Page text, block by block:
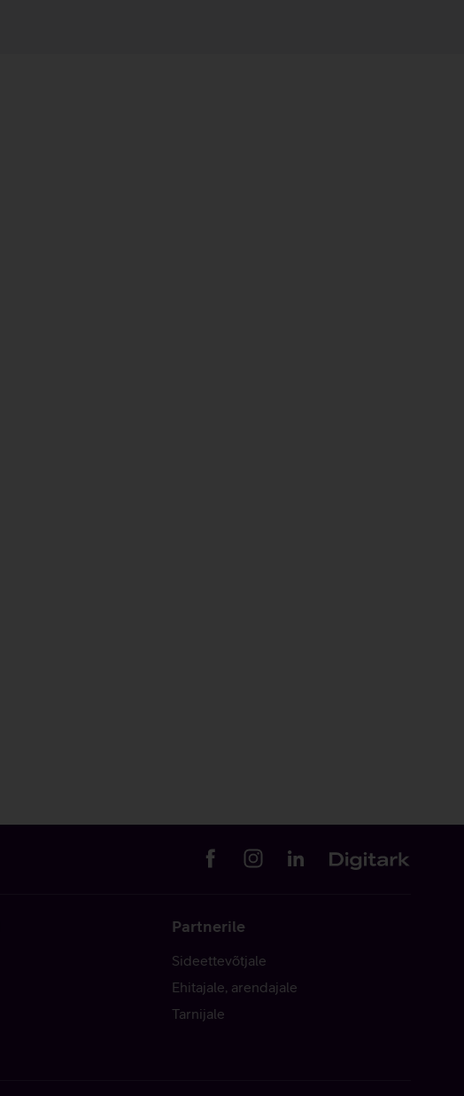
Partnerile
Sideettevõtjale
Ehitajale, arendajale
Tarnijale